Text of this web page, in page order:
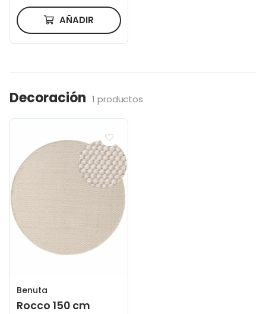
AÑADIR
Decoración 1 productos
Benuta
Rocco 150 cm